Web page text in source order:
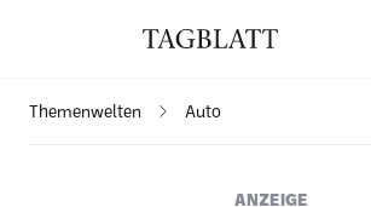
Themenwelten Auto
ANZEIGE